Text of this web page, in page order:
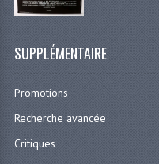
SUPPLÉMENTAIRE
Promotions
Recherche avancée
Critiques